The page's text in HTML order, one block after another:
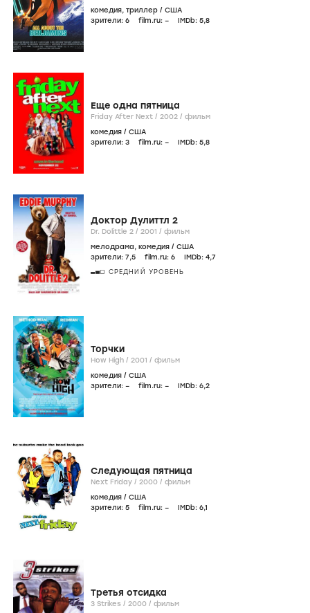
комедия, триллер / США
зрители: 6 film.ru: – IMDb: 5,8
Еще одна пятница
Friday After Next / 2002 / фильм
комедия / США
зрители: 3 film.ru: – IMDb: 5,8
Доктор Дулиттл 2
Dr. Dolittle 2 / 2001 / фильм
мелодрама, комедия / США
зрители: 7,5 film.ru: 6 IMDb: 4,7
СРЕДНИЙ УРОВЕНЬ
Торчки
How High / 2001 / фильм
комедия / США
зрители: – film.ru: – IMDb: 6,2
Следующая пятница
Next Friday / 2000 / фильм
комедия / США
зрители: 5 film.ru: – IMDb: 6,1
Третья отсидка
3 Strikes / 2000 / фильм